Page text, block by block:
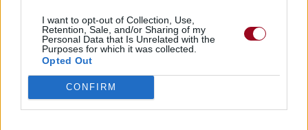
I want to opt-out of Collection, Use,
Retention, Sale, and/or Sharing of my
Personal Data that Is Unrelated with the
Purposes for which it was collected.
Opted Out
CONFIRM